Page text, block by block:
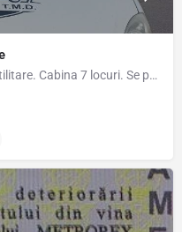
Tractări autoturisme, dubite, autoutilitare. Cabina 7 locuri. Se poate transporta și pasagerii din…